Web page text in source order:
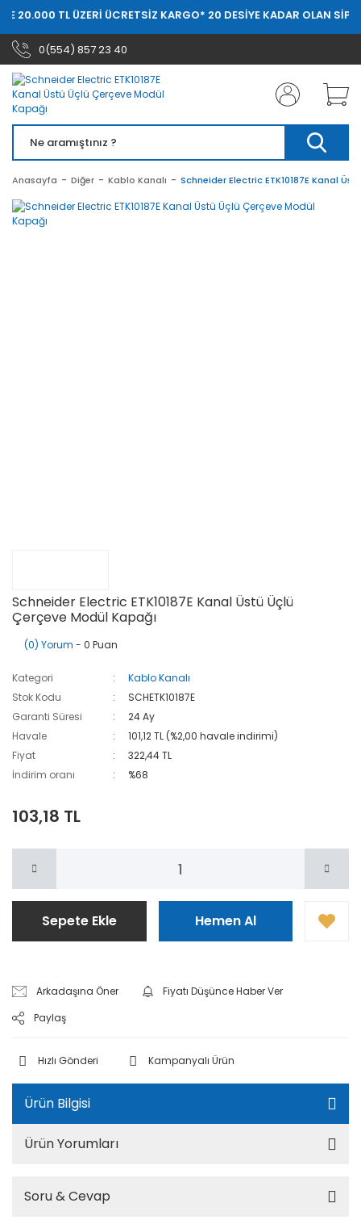
20.000 TL ÜZERİ ÜCRETSİZ KARGO* 20 DESİYE KADAR OLAN
0(554) 857 23 40
Anasayfa Diğer Kablo Kanalı Schneider Electric ETK10187E Kanal
Schneider Electric ETK10187E Kanal Üstü Üçlü
Çerçeve Modül Kapağı
(0) Yorum - 0 Puan
Kategori
Kablo Kanalı
Stok Kodu
SCHETK10187E
Garanti Süresi
24 Ay
Havale
101,12 TL (%2,00 havale indirimi)
Fiyat
322,44 TL
İndirim oranı
%68
103,18 TL
Sepete Ekle Hemen Al
Arkadaşına Öner
Fiyatı Düşünce Haber Ver
Paylaş
Hızlı Gönderi Kampanyalı Ürün
Ürün Bilgisi
Ürün Yorumları
Soru & Cevap